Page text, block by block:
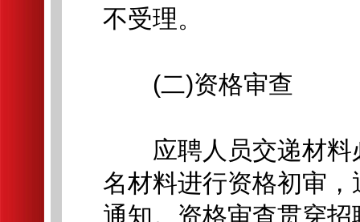
不受理。
(二)资格审查
应聘人员交递材料
名材料进行资格初审
通知。资格审查贯穿